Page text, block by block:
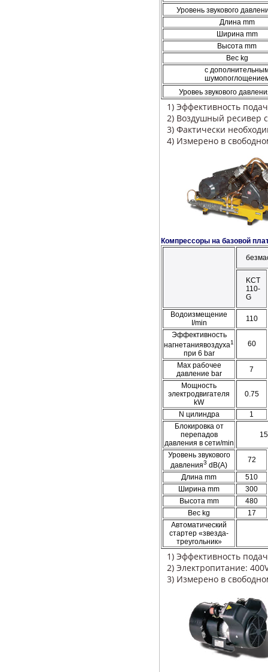
Уровень звукового
Длина mm
Ширина mm
Высота mm
Вес kg
с
Уровеь звукового
1) Эффективность
2) Воздушный ресивер
3) Фактически
4) Измерено в
Компрессоры на базовой
KCT
110-
G
Водоизмещение
I/min
110
Эффективность
нагнетаниявоздуха1
при 6 bar
60
Max рабочее
давление bar
7
Мощность
электродвигателя
kW
0.75
N цилиндра
1
Блокировка от
перепадов
давления в сети/min
Уровень звукового
давления3 dB(A)
72
Длина mm
510
Ширина mm
300
Высота mm
480
Вес kg
17
Автоматический
стартер «звезда-
треугольник»
1) Эффективность
2) Электропитание:
3) Измерено в